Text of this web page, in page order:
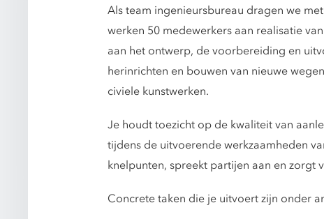
Als team ingenieursbureau dragen we
werken 50 medewerkers aan realisatie
aan het ontwerp, de voorbereiding en
herinrichten en bouwen van nieuwe
civiele kunstwerken.
Je houdt toezicht op de kwaliteit van
tijdens de uitvoerende werkzaamheden
knelpunten, spreekt partijen aan en
Concrete taken die je uitvoert zijn onder